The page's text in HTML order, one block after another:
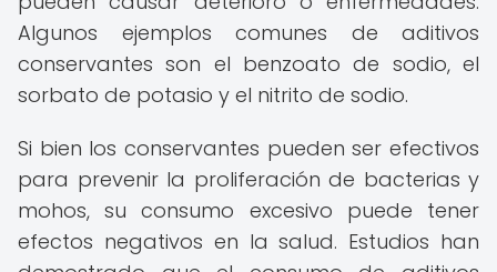
Algunos ejemplos comunes de aditivos
conservantes son el benzoato de sodio, el
sorbato de potasio y el nitrito de sodio.
Si bien los conservantes pueden ser efectivos
para prevenir la proliferación de bacterias y
mohos, su consumo excesivo puede tener
efectos negativos en la salud. Estudios han